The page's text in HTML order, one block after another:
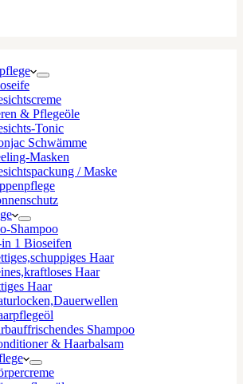
& Pflegeöle
Tonic
Schwämme
Masken
/ Maske
Shampoo
1 Bioseifen
Haar
Haar
Haar
Shampoo
& Haarbalsam